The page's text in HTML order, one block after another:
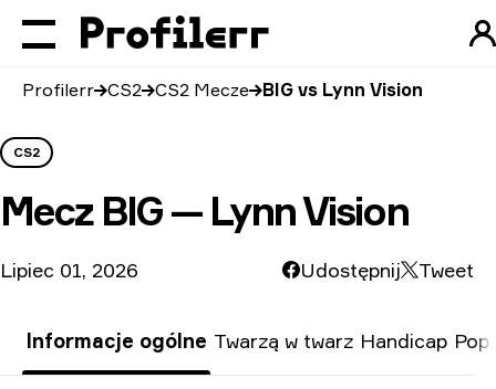
Profilerr CS2 CS2 Mecze BIG vs Lynn Vision
CS2
Mecz BIG — Lynn Vision
Lipiec 01, 2026 Udostępnij Tweet
Informacje ogólne Twarzą w twarz Handicap